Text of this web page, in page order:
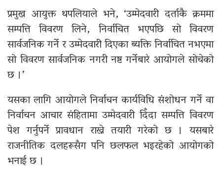
प्रमुख आयुक्त थपलियाले भने, ‘उम्मेदवारी दर्ताकै क्रममा
सम्पत्ति विवरण लिने, निर्वाचित भएपछि सो विवरण
सार्वजनिक गर्ने र उम्मेदवारी दिएका ब्यक्ति निर्वाचित नभएमा
सो विवरण सार्वजनिक नगरी नष्ट गर्नेबारे आयोगले सोचेको
छ ।’
यसका लागि आयोगले निर्वाचन कार्यविधि संशोधन गर्ने वा
निर्वाचन आचार संहितामा उम्मेदवारी दिँदा सम्पत्ति विवरण
पेश गर्नुपर्ने प्रावधान राख्ने तयारी गरेको छ । यसबारे
राजनीतिक दलहरूसँग पनि छलफल भइरहेको आयोगको
भनाई छ ।